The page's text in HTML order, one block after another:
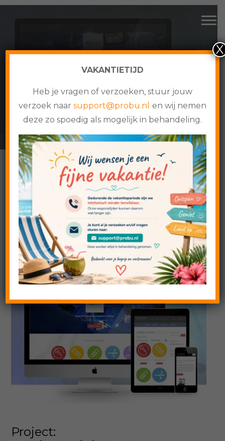
hoofdnavigatie
hoofd
MEDICAL TRAINING
TOOLS
Home Cases › Medical Training Tools
Medical Training
Tools
1 februari 2019
Project:
VAKANTIETIJD
Heb je vragen of verzoeken, stuur jouw
verzoek naarsupport@probu.nl
en wij nemen
deze zo spoedig als mogelijk in behandeling.
X